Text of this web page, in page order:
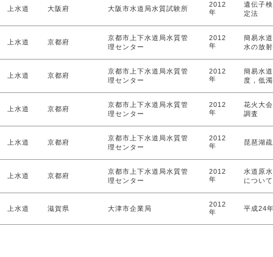
上水道 大阪府 大阪市水道局水質試験所
2012
年
遺伝子
定法
上水道 京都府
京都市上下水道局水質管
理センター
2012
年
簡易水
水の放
上水道 京都府
京都市上下水道局水質管
理センター
2012
年
簡易水
度，低
上水道 京都府
京都市上下水道局水質管
理センター
2012
年
花火大
調査
上水道 京都府
京都市上下水道局水質管
理センター
2012
年
琵琶湖
上水道 京都府
京都市上下水道局水質管
理センター
2012
年
水道原
について
上水道 滋賀県 大津市企業局
2012
年
平成24